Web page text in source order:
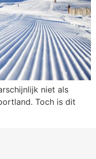
niet als
Toch is dit